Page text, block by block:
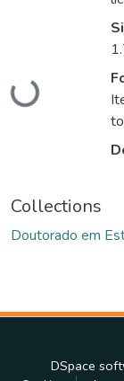
Loading...
Collections
Doutorado em
DSpace